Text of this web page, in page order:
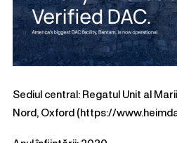
Sediul central: Regatul Unit al
Nord, Oxford (https://